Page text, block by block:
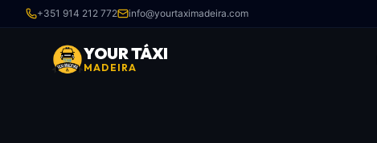
+351 914 212 772 info@yourtaximadeira.com
YOUR TÁXI
MADEIRA